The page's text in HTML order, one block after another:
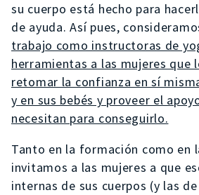
su cuerpo está hecho para
de ayuda. Así pues,
trabajo como instructoras de
herramientas a las mujeres que
retomar la confianza en sí
y en sus bebés y proveer el
necesitan para conseguirlo.
Tanto en la formación como en
invitamos a las mujeres a que
internas de sus cuerpos (y las de